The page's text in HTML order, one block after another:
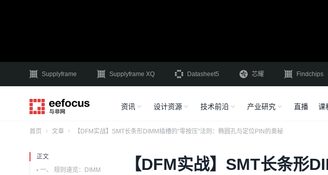
Supplyframe Supplyframe XQ Datasheet5 芯耀 Findchips
资讯 设计资源 技术前沿 产业研究 直播 课
首页 文章 【DFM实战】SMT长条形DIMM插槽的“零按压”法则：椭圆孔与定位PIN的奥秘
正文
一、 规则速览：DIMM
【DFM实战】SMT长条形